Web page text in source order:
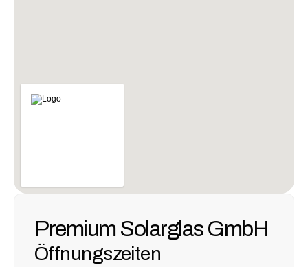
Premium Solarglas GmbH
Öffnungszeiten